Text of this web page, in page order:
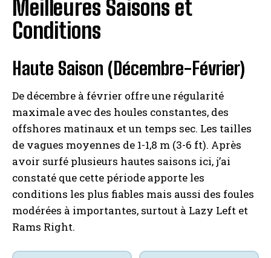
Meilleures Saisons et
Conditions
Haute Saison (Décembre-Février)
De décembre à février offre une régularité
maximale avec des houles constantes, des
offshores matinaux et un temps sec. Les tailles
de vagues moyennes de 1-1,8 m (3-6 ft). Après
avoir surfé plusieurs hautes saisons ici, j’ai
constaté que cette période apporte les
conditions les plus fiables mais aussi des foules
modérées à importantes, surtout à Lazy Left et
Rams Right.